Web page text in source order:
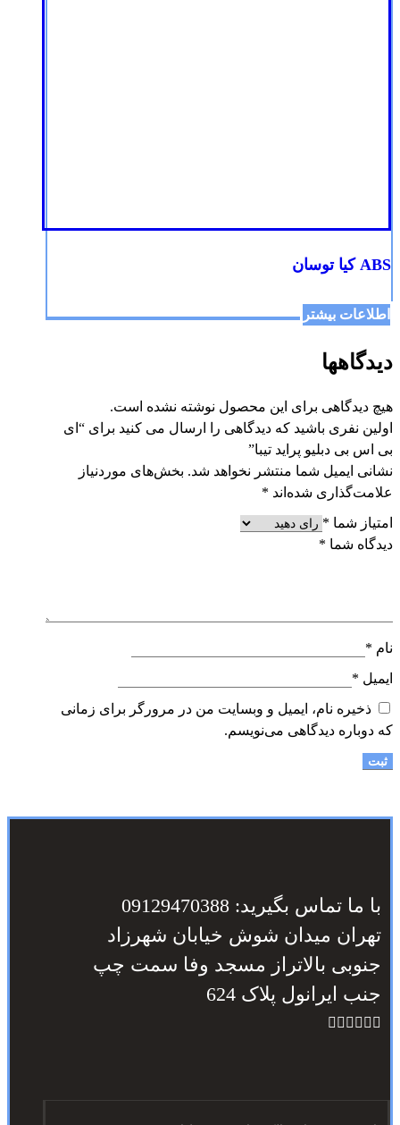
ABS کیا توسان
اطلاعات بیشتر
دیدگاهها
هیچ دیدگاهی برای این محصول نوشته نشده است.
اولین نفری باشید که دیدگاهی را ارسال می کنید برای “ای
بی اس بی دبلیو پراید تیبا”
نشانی ایمیل شما منتشر نخواهد شد. بخش‌های موردنیاز
علامت‌گذاری شده‌اند *
امتیاز شما *
دیدگاه شما *
نام *
ایمیل *
ذخیره نام، ایمیل و وبسایت من در مرورگر برای زمانی
که دوباره دیدگاهی می‌نویسم.
با ما تماس بگیرید: 09129470388
تهران میدان شوش خیابان شهرزاد
جنوبی بالاتراز مسجد وفا سمت چپ
جنب ایرانول پلاک 624